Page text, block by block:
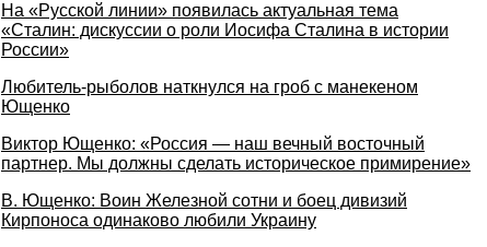
На «Русской линии» появилась актуальная тема
«Сталин: дискуссии о роли Иосифа Сталина в истории
России»
Любитель-рыболов наткнулся на гроб с манекеном
Ющенко
Виктор Ющенко: «Россия — наш вечный восточный
партнер. Мы должны сделать историческое примирение»
В. Ющенко: Воин Железной сотни и боец дивизий
Кирпоноса одинаково любили Украину